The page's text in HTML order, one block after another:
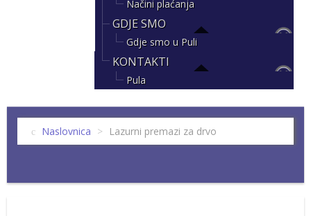
Načini plaćanja
GDJE SMO
Gdje smo u Puli
KONTAKTI
Pula
Naslovnica > Lazurni premazi za drvo